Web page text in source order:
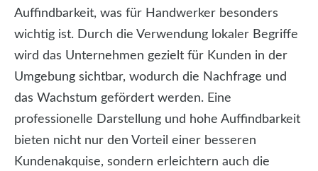
Auffindbarkeit, was für Handwerker besonders
wichtig ist. Durch die Verwendung lokaler Begriffe
wird das Unternehmen gezielt für Kunden in der
Umgebung sichtbar, wodurch die Nachfrage und
das Wachstum gefördert werden. Eine
professionelle Darstellung und hohe Auffindbarkeit
bieten nicht nur den Vorteil einer besseren
Kundenakquise, sondern erleichtern auch die